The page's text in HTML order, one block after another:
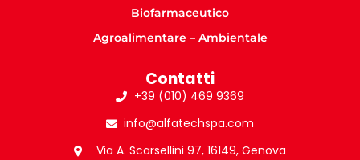
Biofarmaceutico
Agroalimentare – Ambientale
Contatti
+39 (010) 469 9369
info@alfatechspa.com
Via A. Scarsellini 97, 16149, Genova